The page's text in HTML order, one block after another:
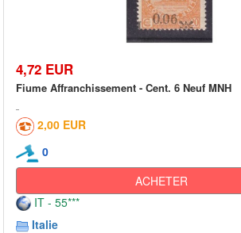
4,72 EUR
Fiume Affranchissement - Cent. 6 Neuf MNH
2,00 EUR
0
ACHETER
IT - 55***
Italie